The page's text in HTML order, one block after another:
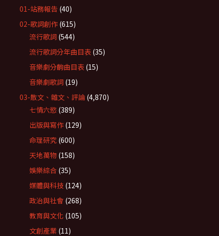
01-站務報告 (40)
02-歌詞創作 (615)
流行歌詞 (544)
流行歌詞分年曲目表 (35)
音樂劇分齣曲目表 (15)
音樂劇歌詞 (19)
03-散文、雜文、評論 (4,870)
七情六慾 (389)
出版與寫作 (129)
命理研究 (600)
天地萬物 (158)
娛樂綜合 (35)
媒體與科技 (124)
政治與社會 (268)
教育與文化 (105)
文創產業 (11)